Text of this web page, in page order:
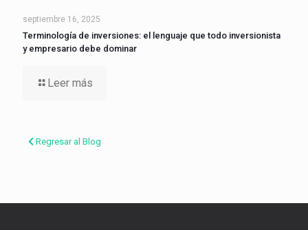
septiembre 16, 2025
Terminología de inversiones: el lenguaje que todo inversionista
y empresario debe dominar
Leer más
Regresar al Blog